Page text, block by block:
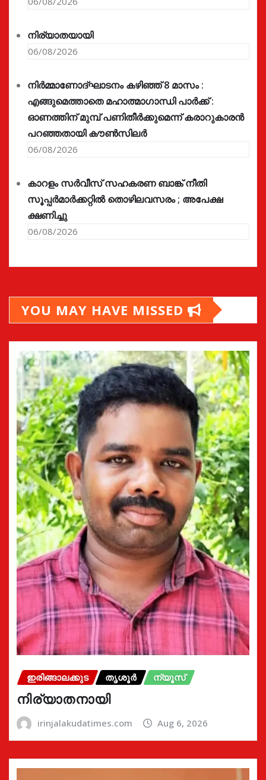
നിര്യാതയായി
06/08/2026
നിർമ്മാണോദ്ഘാടനം കഴിഞ്ഞ് 8 മാസം :
എങ്ങുമെത്താതെ മഹാത്മാഗാന്ധി പാർക്ക് :
ഓണത്തിന് മുമ്പ് പണിതീർക്കുമെന്ന് കരാറുകാരൻ
പറഞ്ഞതായി കൗൺസിലർ
06/08/2026
കാറളം സർവീസ് സഹകരണ ബാങ്ക് നീതി
സൂപ്പർമാർക്കറ്റിൽ തൊഴിലവസരം ; അപേക്ഷ
ക്ഷണിച്ചു
06/08/2026
YOU MAY HAVE MISSED
ഇരിങ്ങാലക്കുട തൃശൂർ ന്യൂസ്
നിര്യാതനായി
irinjalakudatimes.com Aug 6, 2026